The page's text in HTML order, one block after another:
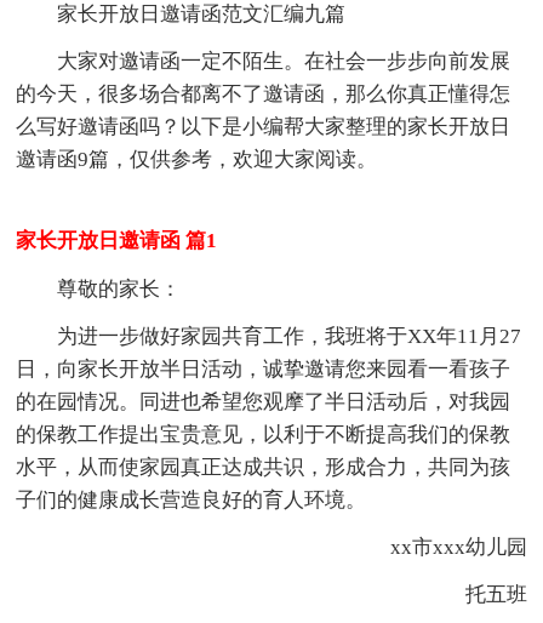
家长开放日邀请函范文汇编九篇
大家对邀请函一定不陌生。在社会一步步向前发展
的今天，很多场合都离不了邀请函，那么你真正懂得怎
么写好邀请函吗？以下是小编帮大家整理的家长开放日
邀请函9篇，仅供参考，欢迎大家阅读。
家长开放日邀请函 篇1
尊敬的家长：
为进一步做好家园共育工作，我班将于XX年11月27
日，向家长开放半日活动，诚挚邀请您来园看一看孩子
的在园情况。同进也希望您观摩了半日活动后，对我园
的保教工作提出宝贵意见，以利于不断提高我们的保教
水平，从而使家园真正达成共识，形成合力，共同为孩
子们的健康成长营造良好的育人环境。
xx市xxx幼儿园
托五班